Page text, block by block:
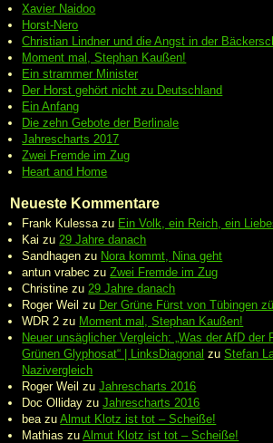
Xavier Naidoo
Horst-Nero
Christian Lindner und die Angst in der
Moment mal, Stephan Kaußen!
Ein strammer Minister
Der Horst gehört nicht zu Deutschland
Ein Anfang
Die zehn Gebote der Berlinale
Jahrescharts 2017
Zwei Fremde im Zug
Heart and Home
Neueste Kommentare
Frank Kulessa zu Ein Volk, ein Reich, ein
Kai zu 29 Jahre danach
Sandhagen zu Nora kommt, Nina geht
antun vrabec zuZwei Fremde im Zug
Christine zu 29 Jahre danach
Roger Weil zu Der Grüne Fürst von Tübingen
WDR 2 zu Moment mal, Stephan Kaußen!
Neuer unsäglicher Vergleich: „Was der AfD der
Grünen Glyphosat“ | LinksDiagonal zuStefan
Nazivergleich
Roger Weil zuJahrescharts 2016
Doc Olliday zuJahrescharts 2016
bea zuAlmut Klotz ist tot – Scheiße!
Mathias zuAlmut Klotz ist tot – Scheiße!